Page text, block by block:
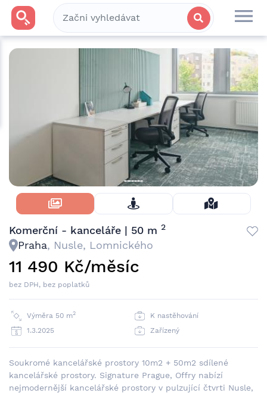
Skrýt Fotky
Komerční - kanceláře | 50 m 2
Praha, Nusle, Lomnického
11 490 Kč/měsíc
bez DPH, bez poplatků
Výměra 50 m2
K nastěhování
1.3.2025
Zařízený
Soukromé kancelářské prostory 10m2 + 50m2 sdílené
kancelářské prostory. Signature Prague, Offry nabízí
nejmodernější kancelářské prostory v pulzující čtvrti Nusle,